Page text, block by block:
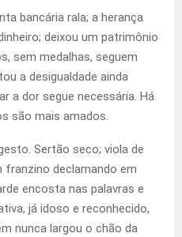
bancária rala; a herança
deixou um patrimônio
sem medalhas, seguem
a desigualdade ainda
a dor segue necessária. Há
são mais amados.
Sertão seco; viola de
franzino declamando em
encosta nas palavras e
já idoso e reconhecido,
nunca largou o chão da